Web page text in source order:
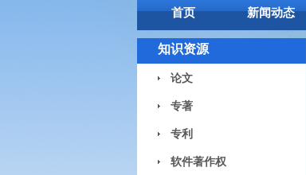
首页 新闻动态
知识资源
论文
专著
专利
软件著作权